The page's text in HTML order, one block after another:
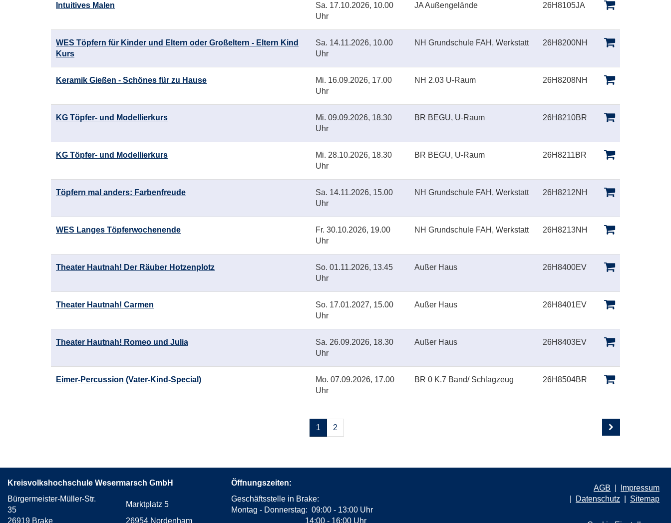
Intuitives Malen Sa. 17.10.2026, 10.00
Uhr
JA Außengelände 26H8105JA
WES Töpfern für Kinder und Eltern oder Großeltern - Eltern Kind
Kurs
Sa. 14.11.2026, 10.00
Uhr
NH Grundschule FAH, Werkstatt 26H8200NH
Keramik Gießen - Schönes für zu Hause Mi. 16.09.2026, 17.00
Uhr
NH 2.03 U-Raum 26H8208NH
KG Töpfer- und Modellierkurs Mi. 09.09.2026, 18.30
Uhr
BR BEGU, U-Raum 26H8210BR
KG Töpfer- und Modellierkurs Mi. 28.10.2026, 18.30
Uhr
BR BEGU, U-Raum 26H8211BR
Töpfern mal anders: Farbenfreude Sa. 14.11.2026, 15.00
Uhr
NH Grundschule FAH, Werkstatt 26H8212NH
WES Langes Töpferwochenende Fr. 30.10.2026, 19.00
Uhr
NH Grundschule FAH, Werkstatt 26H8213NH
Theater Hautnah! Der Räuber Hotzenplotz So. 01.11.2026, 13.45
Uhr
Außer Haus 26H8400EV
Theater Hautnah! Carmen So. 17.01.2027, 15.00
Uhr
Außer Haus 26H8401EV
Theater Hautnah! Romeo und Julia Sa. 26.09.2026, 18.30
Uhr
Außer Haus 26H8403EV
Eimer-Percussion (Vater-Kind-Special) Mo. 07.09.2026, 17.00
Uhr
BR 0 K.7 Band/ Schlagzeug 26H8504BR
Seiten
blättern
1 2
Kreisvolkshochschule Wesermarsch GmbH
Bürgermeister-Müller-Str.
35
Marktplatz 5
26919 Brake
26954 Nordenham
Öffnungszeiten:
Geschäftsstelle in Brake:
Montag - Donnerstag: 09:00 - 13:00 Uhr
14:00 - 16:00 Uhr
AGB
Impressum
Datenschutz
Sitemap